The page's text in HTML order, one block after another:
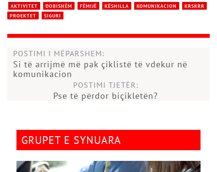
AKTIVITET DOBISHËM FËMIJË KËSHILLA KOMUNIKACION
KRSKRR
PROEKTET
SIGURI
POSTIMI I MËPARSHEM:
Si të arrijmë më pak çiklistë të vdekur në
komunikacion
POSTIMI TJETËR:
Pse të përdor biçikletën?
GRUPET E SYNUARA